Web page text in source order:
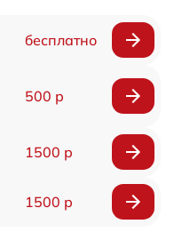
бесплатно
500 р
1500 р
1500 р